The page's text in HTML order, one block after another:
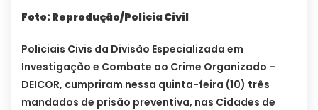
Foto: Reprodução/Policia Civil
Policiais Civis da Divisão Especializada em
Investigação e Combate ao Crime Organizado –
DEICOR, cumpriram nessa quinta-feira (10) três
mandados de prisão preventiva, nas Cidades de